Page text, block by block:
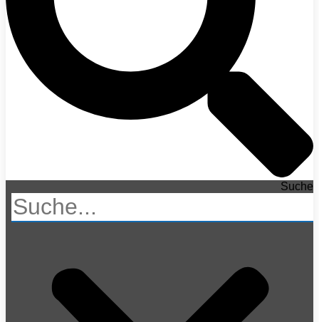
Suche